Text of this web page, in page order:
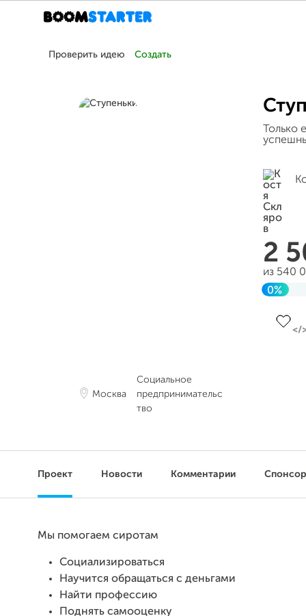
Проверить идею Создать
Москва
Социальное
предпринимательс
тво
2
из 540
0%
Проект Новости Комментарии
Мы помогаем сиротам
Социализироваться
Научится обращаться с деньгами
Найти профессию
Поднять самооценку